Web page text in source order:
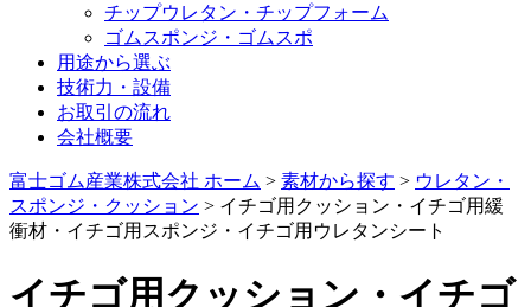
チップウレタン・チップフォーム
ゴムスポンジ・ゴムスポ
用途から選ぶ
技術力・設備
お取引の流れ
会社概要
富士ゴム産業株式会社 ホーム > 素材から探す > ウレタン・
スポンジ・クッション > イチゴ用クッション・イチゴ用緩
衝材・イチゴ用スポンジ・イチゴ用ウレタンシート
イチゴ用クッション・イチゴ